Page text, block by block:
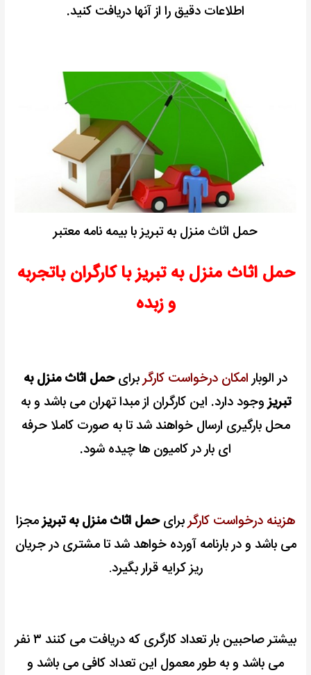
اطلاعات دقیق را از آنها دریافت کنید.
حمل اثاث منزل به تبریز با بیمه نامه معتبر
حمل اثاث منزل به تبریز با کارگران باتجربه
و زبده
در الوبارامکان درخواست کارگربرایحمل اثاث منزل به
تبریزوجود دارد. این کارگران از مبدا تهران می باشد و به
محل بارگیری ارسال خواهند شد تا به صورت کاملا حرفه
ای بار در کامیون ها چیده شود.
هزینه درخواست کارگربرایحمل اثاث منزل به تبریزمجزا
می باشد و در بارنامه آورده خواهد شد تا مشتری در جریان
ریز کرایه قرار بگیرد.
بیشتر صاحبین بار تعداد کارگری که دریافت می کنند ۳ نفر
می باشد و به طور معمول این تعداد کافی می باشد و